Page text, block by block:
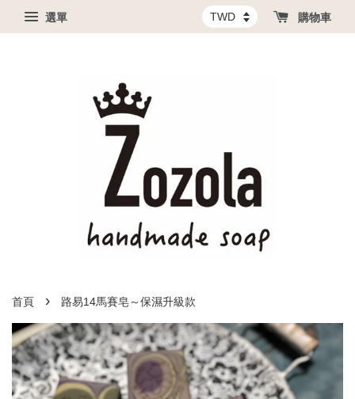
選單 購物車
首頁 › 路易14馬賽皂～保濕升級款